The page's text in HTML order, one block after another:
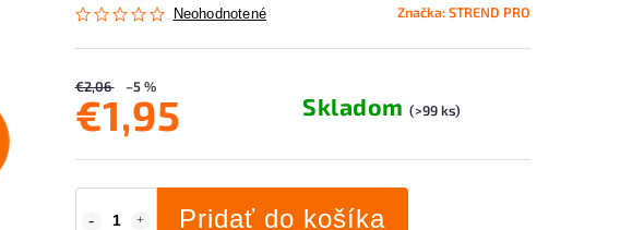
Neohodnotené Značka:STREND PRO
€2,06 –5 %
€1,95 Skladom(>99 ks)
Pridať do košíka